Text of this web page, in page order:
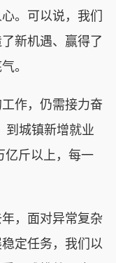
。可以说，我们
新机遇、赢得了
。
作，仍需接力奋
到城镇新增就业
亿斤以上，每一
，面对异常复杂
定任务，我们以